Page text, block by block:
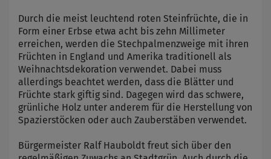
Durch die meist leuchtend roten Steinfrüchte, die in
Form einer Erbse etwa acht bis zehn Millimeter
erreichen, werden die Stechpalmenzweige mit ihren
Früchten in England und Amerika traditionell als
Weihnachtsdekoration verwendet. Dabei muss
allerdings beachtet werden, dass die Blätter und
Früchte stark giftig sind. Dagegen wird das schwere,
grünliche Holz unter anderem für die Herstellung von
Spazierstöcken oder auch Zauberstäben verwendet.
Bürgermeister Ralf Hauboldt freut sich über den